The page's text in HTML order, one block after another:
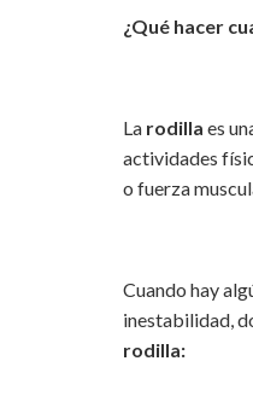
¿Qué hacer
La rodilla es
actividades
o fuerza
Cuando hay
inestabilidad,
rodilla: